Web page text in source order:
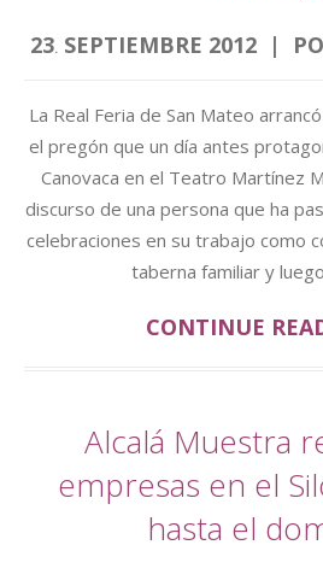
23. SEPTIEMBRE 2012
La Real Feria de San Mateo
el pregón que un día antes
Canovaca en el Teatro Martínez
discurso de una persona que ha
celebraciones en su trabajo como
taberna familiar y
CONTINUE
Alcalá Muestra
empresas en el
hasta el